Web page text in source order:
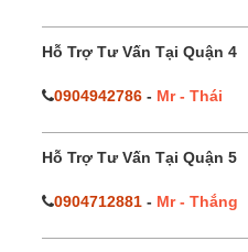
Hỗ Trợ Tư Vấn Tại Quận 4
0904942786 - Mr - Thái
Hỗ Trợ Tư Vấn Tại Quận 5
0904712881 - Mr - Thắng